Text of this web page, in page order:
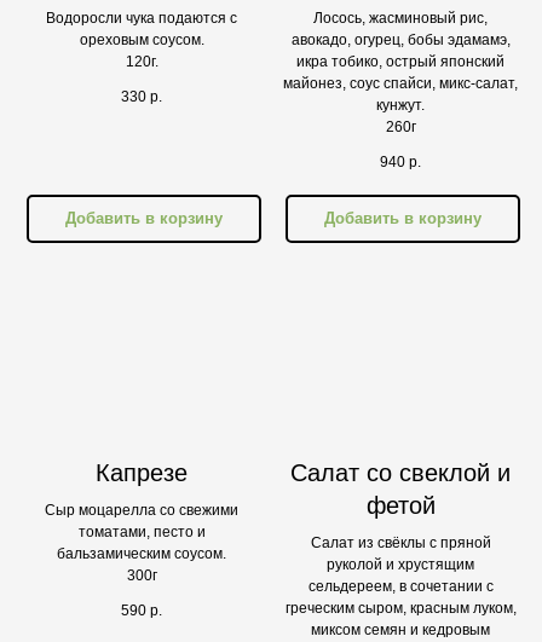
Водоросли чука подаются с
ореховым соусом.
120г.
330 р.
Добавить в корзину
Лосось, жасминовый рис,
авокадо, огурец, бобы эдамамэ,
икра тобико, острый японский
майонез, соус спайси, микс-салат,
кунжут.
260г
940 р.
Добавить в корзину
Капрезе
Сыр моцарелла со свежими
томатами, песто и
бальзамическим соусом.
300г
590 р.
Салат со свеклой и
фетой
Салат из свёклы с пряной
руколой и хрустящим
сельдереем, в сочетании с
греческим сыром, красным луком,
миксом семян и кедровым